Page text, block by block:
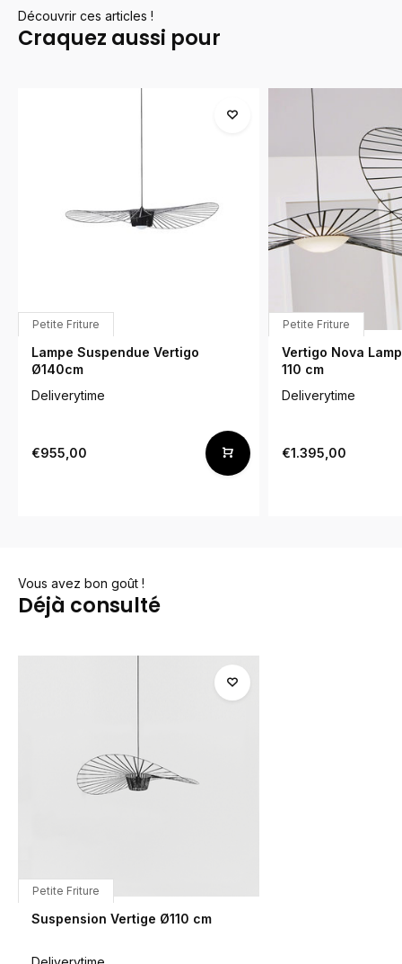
Découvrir ces articles !
Craquez aussi pour
Petite Friture
Lampe Suspendue Vertigo
Ø140cm
Deliverytime
€955,00
Petite Friture
Vertigo Nova
110 cm
Deliverytime
€1.395,00
Vous avez bon goût !
Déjà consulté
Petite Friture
Suspension Vertige Ø110 cm